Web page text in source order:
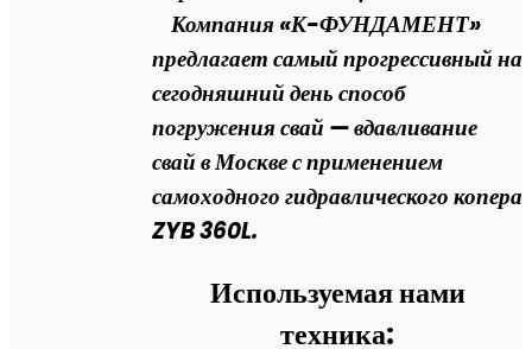
Компания «К-ФУНДАМЕНТ»
предлагает самый прогрессивный на
сегодняшний день способ
погружения свай — вдавливание
свай в Москве с применением
самоходного гидравлического копера
ZYB 360L.
Используемая нами
техника: